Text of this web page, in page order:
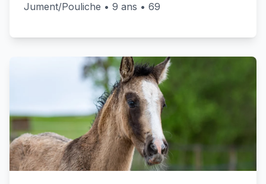
Jument/Pouliche • 9 ans • 69